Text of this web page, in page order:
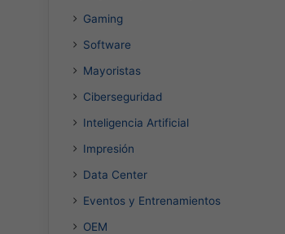
Gaming
Software
Mayoristas
Ciberseguridad
Inteligencia Artificial
Impresión
Data Center
Eventos y Entrenamientos
OEM